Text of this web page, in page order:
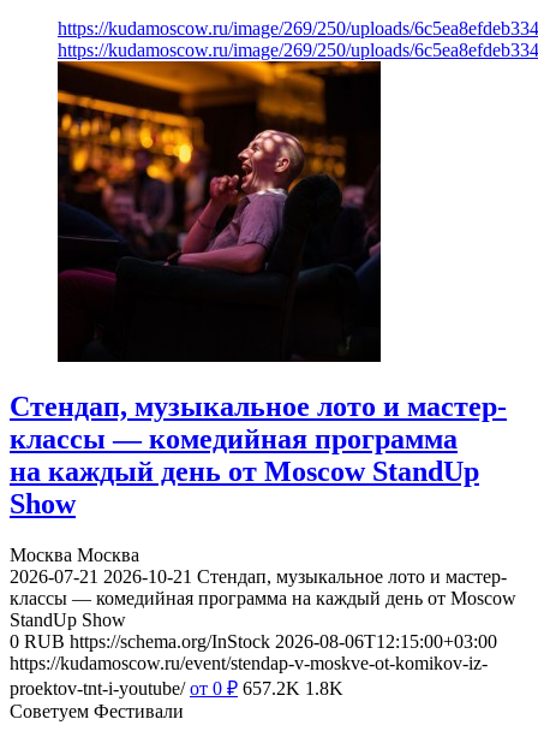
https://kudamoscow.ru/image/269/250/uploads/
https://kudamoscow.ru/image/269/250/uploads/
Стендап, музыкальное лото и мастер-
классы — комедийная программа
на каждый день от Moscow StandUp
Show
Москва Москва
2026-07-21 2026-10-21 Стендап, музыкальное лото и мастер-
классы — комедийная программа на каждый день от Moscow
StandUp Show
0 RUB https://schema.org/InStock 2026-08-06T12:15:00+03:00
https://kudamoscow.ru/event/stendap-v-moskve-ot-komikov-iz-
proektov-tnt-i-youtube/ от 0 ₽ 657.2K 1.8K
Советуем Фестивали